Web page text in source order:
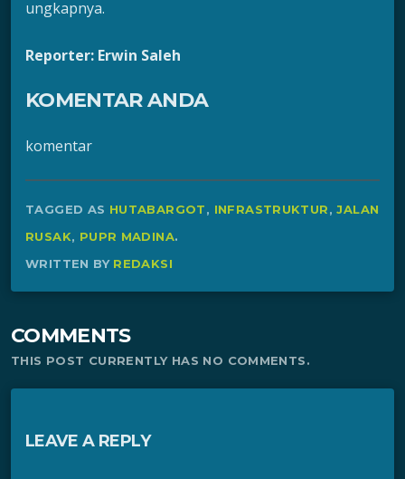
ungkapnya.
Reporter: Erwin Saleh
KOMENTAR ANDA
komentar
TAGGED AS HUTABARGOT, INFRASTRUKTUR,JALAN
RUSAK, PUPR MADINA.
WRITTEN BY REDAKSI
COMMENTS
THIS POST CURRENTLY HAS NO COMMENTS.
LEAVE A REPLY